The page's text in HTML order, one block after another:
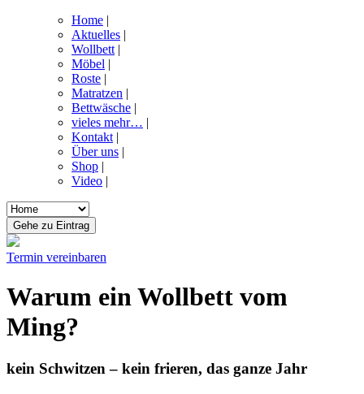
Home |
Aktuelles |
Wollbett |
Möbel |
Roste |
Matratzen |
Bettwäsche |
vieles mehr… |
Kontakt |
Über uns |
Shop |
Video |
Termin vereinbaren
Warum ein Wollbett vom
Ming?
kein Schwitzen – kein frieren, das ganze Jahr